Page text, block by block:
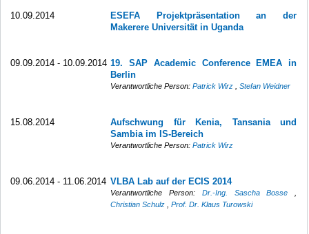
10.09.2014
ESEFA Projektpräsentation an der
Makerere Universität in Uganda
09.09.2014 - 10.09.2014 19. SAP Academic Conference EMEA in
Berlin
Verantwortliche Person:Patrick Wirz ,Stefan Weidner
15.08.2014
Aufschwung für Kenia, Tansania und
Sambia im IS-Bereich
Verantwortliche Person:Patrick Wirz
09.06.2014 - 11.06.2014 VLBA Lab auf der ECIS 2014
Verantwortliche Person: Dr.-Ing. Sascha Bosse
Christian Schulz
,Prof. Dr. Klaus Turowski